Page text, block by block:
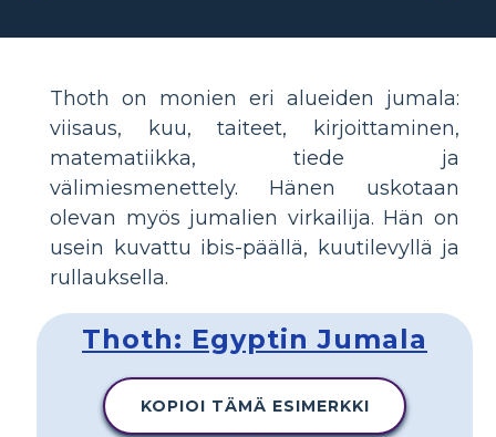
Thoth on monien eri alueiden jumala:
viisaus, kuu, taiteet, kirjoittaminen,
matematiikka, tiede ja
välimiesmenettely. Hänen uskotaan
olevan myös jumalien virkailija. Hän on
usein kuvattu ibis-päällä, kuutilevyllä ja
rullauksella.
Thoth: Egyptin Jumala
KOPIOI TÄMÄ ESIMERKKI